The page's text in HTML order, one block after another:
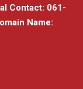
Contact: 061-
Name: